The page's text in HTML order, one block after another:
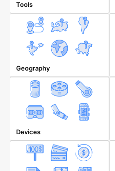
Tools
Geography
Devices